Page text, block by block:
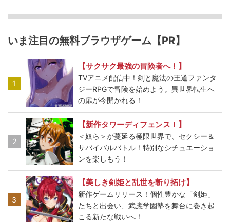
いま注目の無料ブラウザゲーム【PR】
1
【サクサク最強の冒険者へ！】
TVアニメ配信中！剣と魔法の王道ファンタ
ジーRPGで冒険を始めよう。異世界転生へ
の扉が今開かれる！
2
【新作タワーディフェンス！】
＜奴ら＞が蔓延る極限世界で、セクシー＆
サバイバルバトル！特別なシチュエーショ
ンを楽しもう！
3
【美しき剣姫と乱世を斬り拓け】
新作ゲームリリース！個性豊かな「剣姫」
たちと出会い、武應学園塾を舞台に巻き起
こる新たな戦いへ！